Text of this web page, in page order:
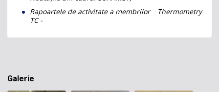
Rapoartele de activitate a membrilor
TC -
Thermometry
Galerie